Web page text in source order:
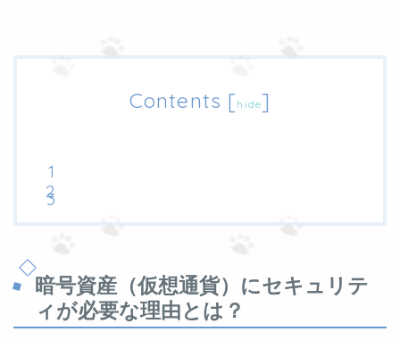
Contents [ hide]
暗号資産（仮想通貨）にセキュリテ
ィが必要な理由とは？